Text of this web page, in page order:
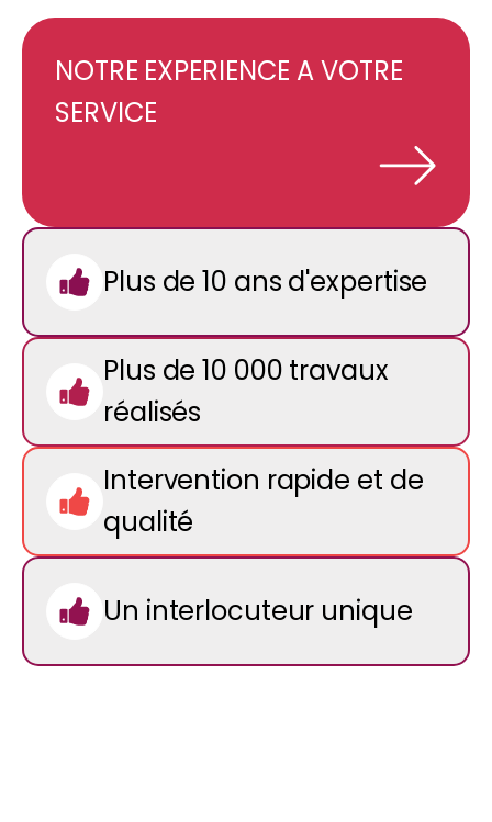
NOTRE EXPERIENCE A VOTRE
SERVICE
Plus de 10 ans d'expertise
Plus de 10 000 travaux
réalisés
Intervention rapide et de
qualité
Un interlocuteur unique